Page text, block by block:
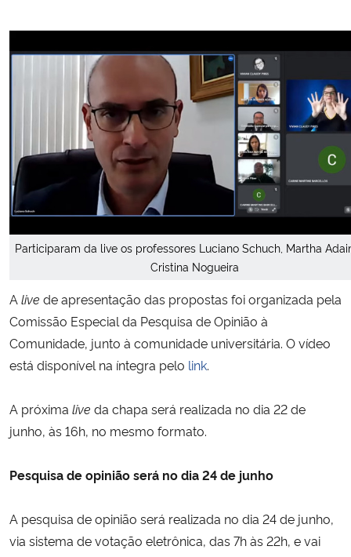
Participaram da live os professores Luciano Schuch, Martha
Cristina Nogueira
A live de apresentação das propostas foi organizada pela
Comissão Especial da Pesquisa de Opinião à
Comunidade, junto à comunidade universitária. O vídeo
está disponível na íntegra pelo link.
A próxima live da chapa será realizada no dia 22 de
junho, às 16h, no mesmo formato.
Pesquisa de opinião será no dia 24 de junho
A pesquisa de opinião será realizada no dia 24 de junho,
via sistema de votação eletrônica, das 7h às 22h, e vai